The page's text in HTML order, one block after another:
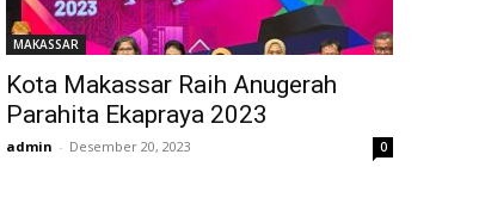
MAKASSAR
Kota Makassar Raih Anugerah
Parahita Ekapraya 2023
admin - Desember 20, 2023 0